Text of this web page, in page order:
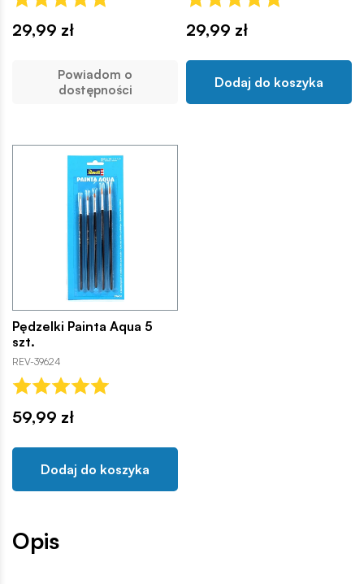
29,99 zł
Powiadom o
dostępności
29,99 zł
Dodaj do koszyka
Pędzelki Painta Aqua 5
szt.
REV-39624
59,99 zł
Dodaj do koszyka
Opis